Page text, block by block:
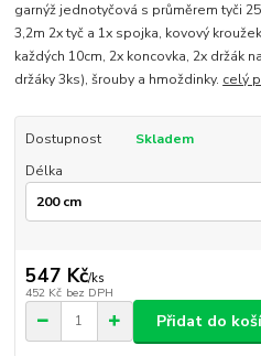
garnýž jednotyčová s průměrem tyči
3,2m 2x tyč a 1x spojka, kovový
každých 10cm, 2x koncovka, 2x držák
držáky 3ks), šrouby a hmoždinky. celý
Dostupnost
Skladem
Délka
547 Kč/ks
452 Kč bez DPH
Přidat do